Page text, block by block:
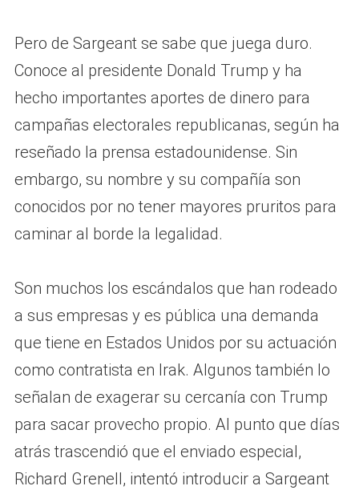
Pero de Sargeant se sabe que juega duro.
Conoce al presidente Donald Trump y ha
hecho importantes aportes de dinero para
campañas electorales republicanas, según ha
reseñado la prensa estadounidense. Sin
embargo, su nombre y su compañía son
conocidos por no tener mayores pruritos para
caminar al borde la legalidad.
Son muchos los escándalos que han rodeado
a sus empresas y es pública una demanda
que tiene en Estados Unidos por su actuación
como contratista en Irak. Algunos también lo
señalan de exagerar su cercanía con Trump
para sacar provecho propio. Al punto que días
atrás trascendió que el enviado especial,
Richard Grenell, intentó introducir a Sargeant